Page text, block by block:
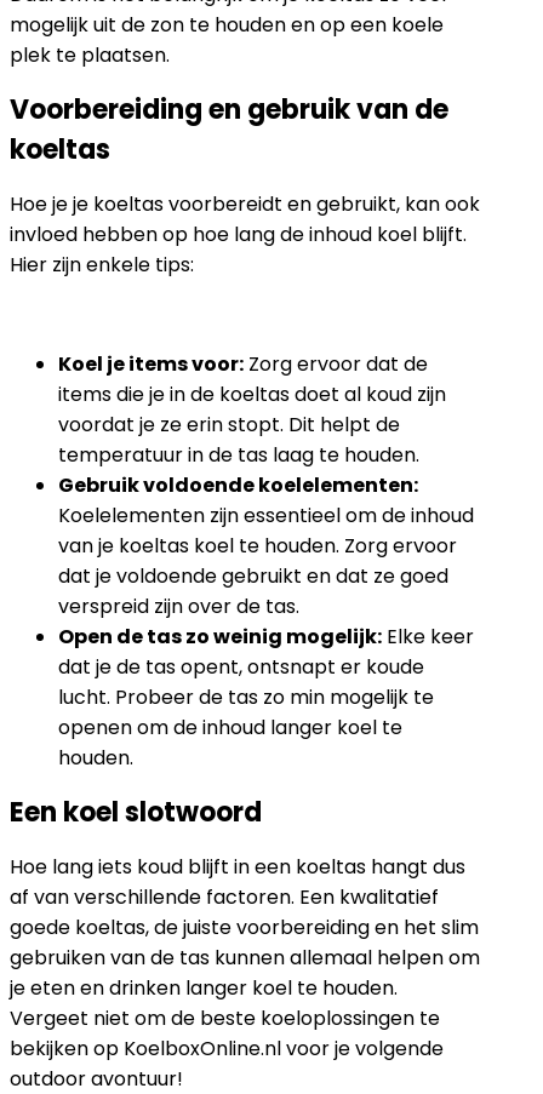
mogelijk uit de zon te houden en op een koele
plek te plaatsen.
Voorbereiding en gebruik van de
koeltas
Hoe je je koeltas voorbereidt en gebruikt, kan ook
invloed hebben op hoe lang de inhoud koel blijft.
Hier zijn enkele tips:
Koel je items voor: Zorg ervoor dat de
items die je in de koeltas doet al koud zijn
voordat je ze erin stopt. Dit helpt de
temperatuur in de tas laag te houden.
Gebruik voldoende koelelementen:
Koelelementen zijn essentieel om de inhoud
van je koeltas koel te houden. Zorg ervoor
dat je voldoende gebruikt en dat ze goed
verspreid zijn over de tas.
Open de tas zo weinig mogelijk: Elke keer
dat je de tas opent, ontsnapt er koude
lucht. Probeer de tas zo min mogelijk te
openen om de inhoud langer koel te
houden.
Een koel slotwoord
Hoe lang iets koud blijft in een koeltas hangt dus
af van verschillende factoren. Een kwalitatief
goede koeltas, de juiste voorbereiding en het slim
gebruiken van de tas kunnen allemaal helpen om
je eten en drinken langer koel te houden.
Vergeet niet om de beste koeloplossingen te
bekijken op KoelboxOnline.nl voor je volgende
outdoor avontuur!